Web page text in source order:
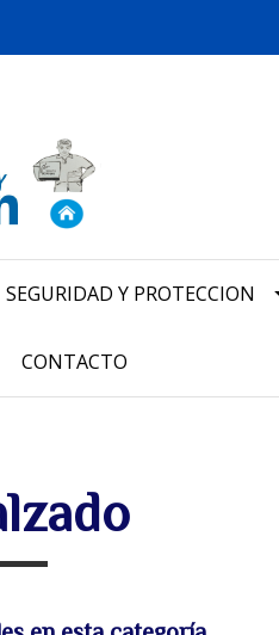
SEGURIDAD Y PROTECCION
CONTACTO